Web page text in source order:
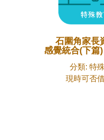
石圍角家長
感覺統合(下篇
分類: 特
現時可否